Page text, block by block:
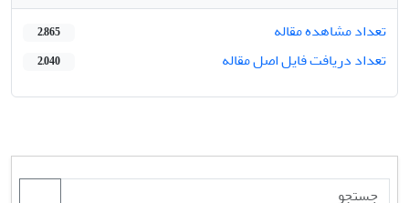
تعداد مشاهده مقاله
2,865
تعداد دریافت فایل اصل مقاله 2,040